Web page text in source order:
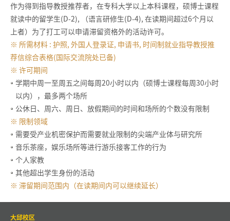
作为得到指导教授推荐者，在专科大学以上本科课程，硕博士课程
就读中的留学生(D-2), （语言研修生(D-4), 在读期间超过6个月以
上者）为了打工可以申请滞留资格外的活动许可。
※ 所需材料 : 护照, 外国人登录证, 申请书, 时间制就业指导教授推
荐信综合表格(国际交流院处已备)
※ 许可期间
学期中周一至周五之间每周20小时以内（硕博士课程每周30小时
以内），最多两个场所
公休日、周六、周日、放假期间的时间和场所的个数没有限制
※ 限制领域
需要受产业机密保护而需要就业限制的尖端产业体与研究所
音乐茶座，娱乐场所等进行游乐接客工作的行为
个人家教
其他超出学生身份的活动
※ 滞留期间范围内（在读期间内可以继续延长）
大邱校区